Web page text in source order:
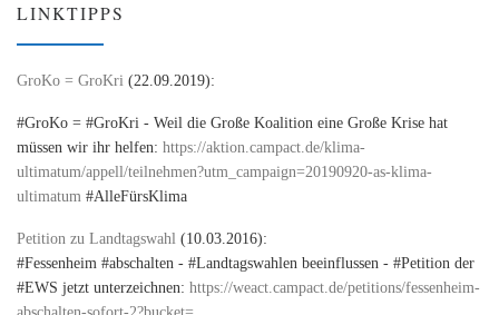
LINKTIPPS
GroKo = GroKri (22.09.2019):
#GroKo = #GroKri - Weil die Große Koalition eine Große Krise hat
müssen wir ihr helfen: https://aktion.campact.de/klima-
ultimatum/appell/teilnehmen?utm_campaign=20190920-as-klima-
ultimatum #AlleFürsKlima
Petition zu Landtagswahl (10.03.2016):
#Fessenheim #abschalten - #Landtagswahlen beeinflussen - #Petition der
#EWS jetzt unterzeichnen: https://weact.campact.de/petitions/fessenheim-
abschalten-sofort-2?bucket=